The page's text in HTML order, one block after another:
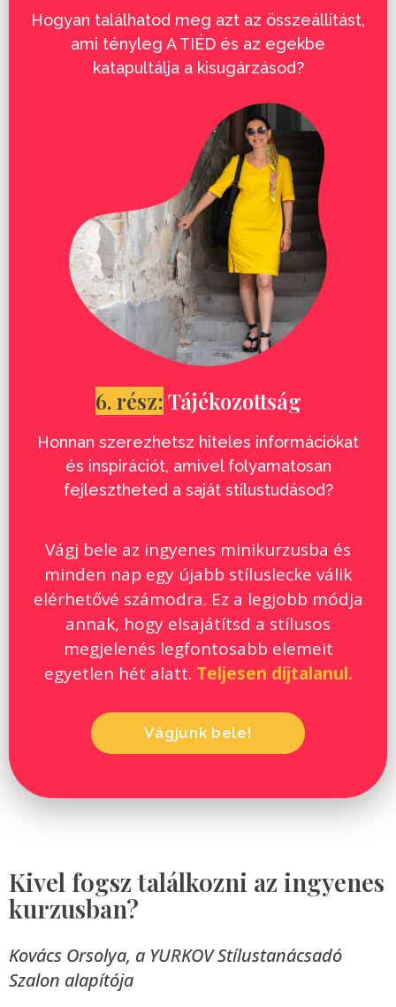
Hogyan találhatod meg azt az összeállítást,
ami tényleg A TIÉD és az egekbe
katapultálja a kisugárzásod?
6. rész:Tájékozottság
Honnan szerezhetsz hiteles információkat
és inspirációt, amivel folyamatosan
fejlesztheted a saját stílustudásod?
Vágj bele az ingyenes minikurzusba és
minden nap egy újabb stíluslecke válik
elérhetővé számodra. Ez a legjobb módja
annak, hogy elsajátítsd a stílusos
megjelenés legfontosabb elemeit
egyetlen hét alatt. Teljesen díjtalanul.
Vágjunk bele!
Kivel fogsz találkozni az ingyenes
kurzusban?
Kovács Orsolya, a YURKOV Stílustanácsadó
Szalon alapítója